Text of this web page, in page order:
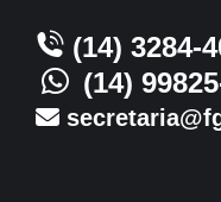
(14) 3284-
(14)